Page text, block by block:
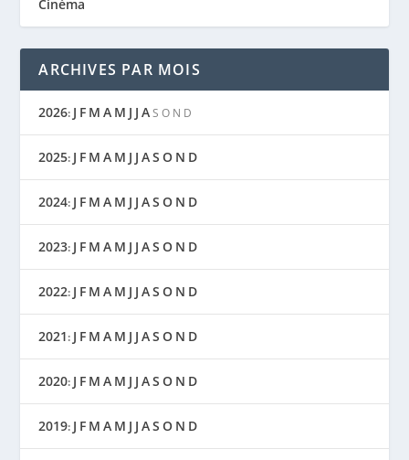
Cinéma
ARCHIVES PAR MOIS
2026: J F M A M J J A S O N D
2025: J F M A M J J AS O N D
2024: J F M A M J J AS O N D
2023: J F M A M J J AS O N D
2022: J F M A M J J AS O N D
2021: J F M A M J J AS O N D
2020: J F M A M J J AS O N D
2019: J F M A M J J AS O N D